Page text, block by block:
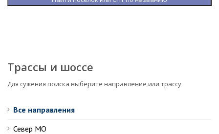
Трассы и шоссе
Для сужения поиска выберите направление или трассу
Все направления
Север МО